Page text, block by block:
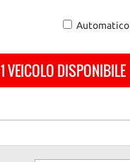
Automatico
1 VEICOLO DISPONIBILE